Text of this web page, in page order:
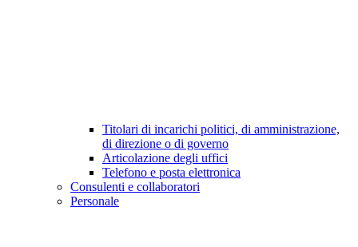
Titolari di incarichi politici, di amministrazione,
di direzione o di governo
Articolazione degli uffici
Telefono e posta elettronica
Consulenti e collaboratori
Personale